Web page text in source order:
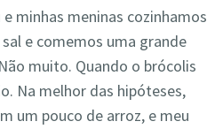
minhas meninas cozinhamos
e comemos uma grande
muito. Quando o brócolis
Na melhor das hipóteses,
um pouco de arroz, e meu